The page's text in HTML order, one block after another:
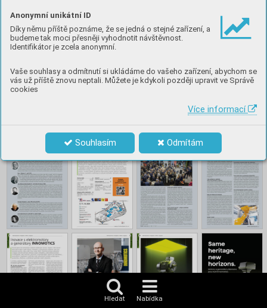
Anonymní unikátní ID
Díky němu příště poznáme, že se jedná o stejné zařízení, a
budeme tak moci přesněji vyhodnotit návštěvnost.
Identifikátor je zcela anonymní.
Vaše souhlasy a odmítnutí si ukládáme do vašeho zařízení, abychom se
vás už příště znovu neptali. Můžete je kdykoli později upravit ve Správě
cookies
Více informací
Souhlasím Odmítám
Obsah
Hledat Nabídka